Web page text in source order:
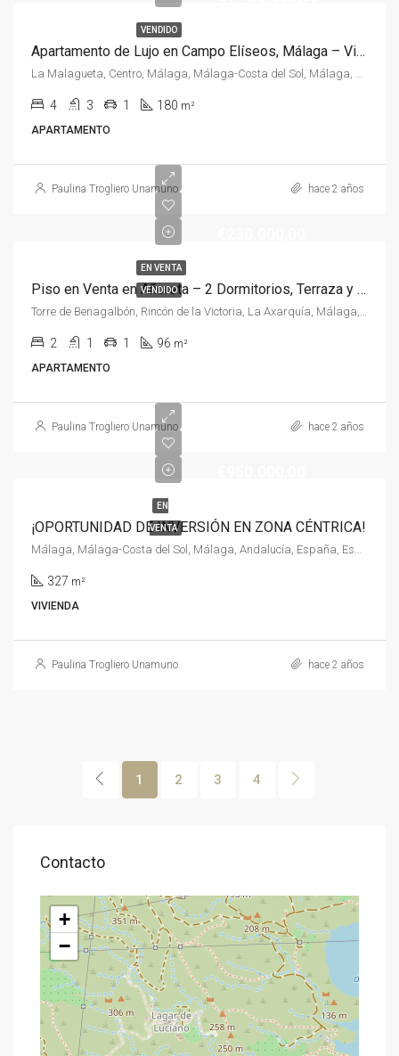
VENDIDO
Apartamento de Lujo en Campo Elíseos, Málaga – Vistas Panorámicas y Diseño Contemporáneo
La Malagueta, Centro, Málaga, Málaga-Costa del Sol, Málaga, Andalucía, España, España, Málaga-Costa del Sol
4 3 1 180 m²
APARTAMENTO
Paulina Trogliero Unamuno hace 2 años
EN VENTA
VENDIDO Piso en Venta en Añoreta – 2 Dormitorios, Terraza y Vistas Espectaculares
Torre de Benagalbón, Rincón de la Victoria, La Axarquía, Málaga, Andalucía, 29738, España, España, La Axarquía
2 1 1 96 m²
APARTAMENTO
Paulina Trogliero Unamuno hace 2 años
EN
VENTA
¡OPORTUNIDAD DE INVERSIÓN EN ZONA CÉNTRICA!
Málaga, Málaga-Costa del Sol, Málaga, Andalucía, España, España, Malaga
327 m²
VIVIENDA
Paulina Trogliero Unamuno hace 2 años
1 2 3 4
Contacto
+
−